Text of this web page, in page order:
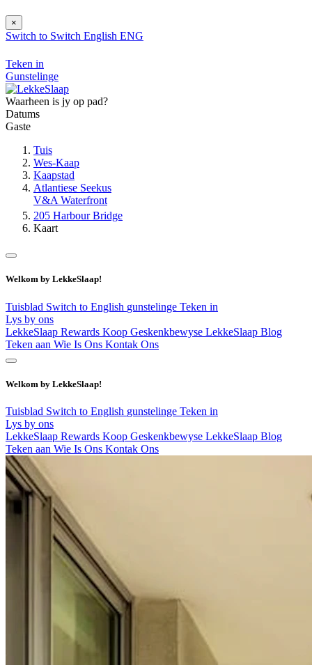
×
Switch to Switch English ENG
Teken in
Gunstelinge
Waarheen is jy op pad?
Datums
Gaste
Tuis
Wes-Kaap
Kaapstad
Atlantiese Seekus
V&A Waterfront
205 Harbour Bridge
Kaart
Welkom by LekkeSlaap!
Tuisblad Switch to English gunstelinge Teken in
Lys by ons
LekkeSlaap Rewards Koop Geskenkbewyse LekkeSlaap Blog
Teken aan Wie Is Ons Kontak Ons
Welkom by LekkeSlaap!
Tuisblad Switch to English gunstelinge Teken in
Lys by ons
LekkeSlaap Rewards Koop Geskenkbewyse LekkeSlaap Blog
Teken aan Wie Is Ons Kontak Ons